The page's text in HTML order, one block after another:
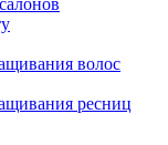
волос
ресниц